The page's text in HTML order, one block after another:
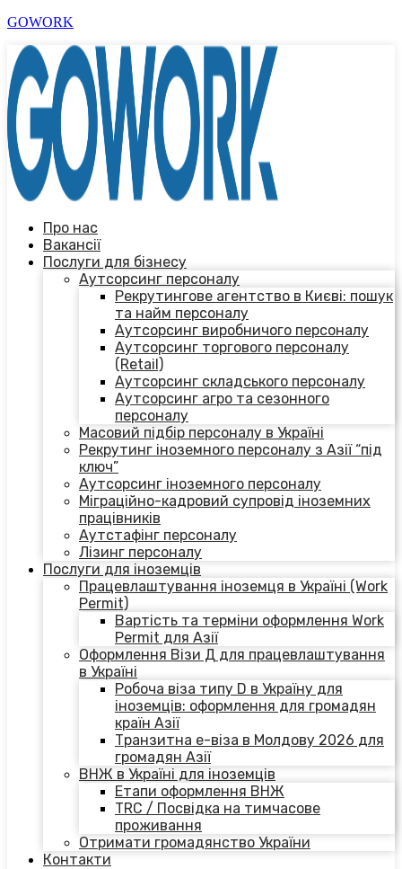
GOWORK
Про нас
Вакансії
Послуги для бізнесу
Аутсорсинг персоналу
Рекрутингове агентство в Києві: пошук
та найм персоналу
Аутсорсинг виробничого персоналу
Аутсорсинг торгового персоналу
(Retail)
Аутсорсинг складського персоналу
Аутсорсинг агро та сезонного
персоналу
Масовий підбір персоналу в Україні
Рекрутинг іноземного персоналу з Азії “під
ключ”
Аутсорсинг іноземного персоналу
Міграційно-кадровий супровід іноземних
працівників
Аутстафінг персоналу
Лізинг персоналу
Послуги для іноземців
Працевлаштування іноземця в Україні (Work
Permit)
Вартість та терміни оформлення Work
Permit для Азії
Оформлення Візи Д для працевлаштування
в Україні
Робоча віза типу D в Україну для
іноземців: оформлення для громадян
країн Азії
Транзитна е-віза в Молдову 2026 для
громадян Азії
ВНЖ в Україні для іноземців
Етапи оформлення ВНЖ
TRC / Посвідка на тимчасове
проживання
Отримати громадянство України
Контакти